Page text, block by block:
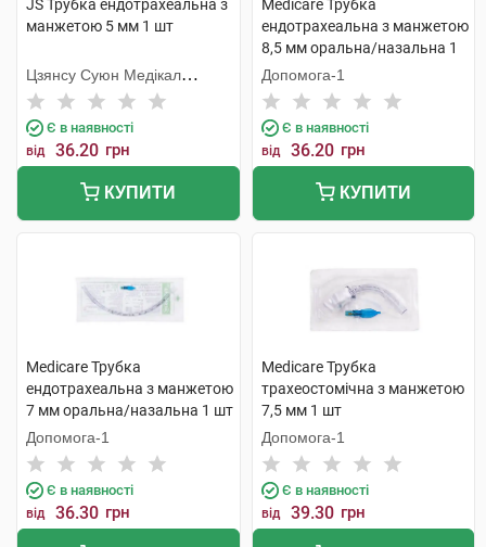
JS Трубка ендотрахеальна з
манжетою 5 мм 1 шт
Цзянсу Суюн Медікал
Метіріалс
Є в наявності
від 36.20 грн
КУПИТИ
Medicare Трубка
ендотрахеальна з манжетою
8,5 мм оральна/назальна 1
шт
Допомога-1
Є в наявності
від 36.20 грн
КУПИТИ
Medicare Трубка
ендотрахеальна з манжетою
7 мм оральна/назальна 1 шт
Допомога-1
Є в наявності
від 36.30 грн
Medicare Трубка
трахеостомічна з манжетою
7,5 мм 1 шт
Допомога-1
Є в наявності
від 39.30 грн